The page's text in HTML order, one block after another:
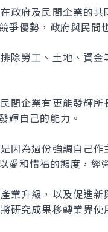
府及民間企業的共
優勢，政府與民間
勞工、土地、資金
企業有更能發輝所
輝自己的能力。
為過份強調自己作
愛和惜福的態度，經
升級，以及促進新
研究成果移轉業界使